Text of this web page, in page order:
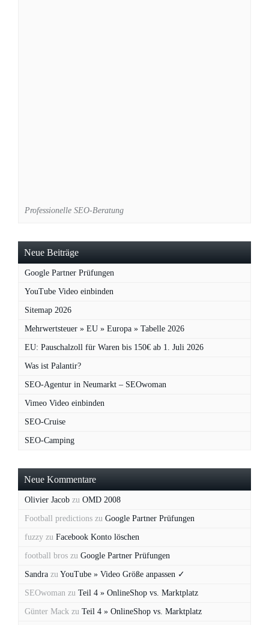
Professionelle SEO-Beratung
Neue Beiträge
Google Partner Prüfungen
YouTube Video einbinden
Sitemap 2026
Mehrwertsteuer » EU » Europa » Tabelle 2026
EU: Pauschalzoll für Waren bis 150€ ab 1. Juli 2026
Was ist Palantir?
SEO-Agentur in Neumarkt – SEOwoman
Vimeo Video einbinden
SEO-Cruise
SEO-Camping
Neue Kommentare
Olivier Jacob zu OMD 2008
Football predictions zu Google Partner Prüfungen
fuzzy zu Facebook Konto löschen
football bros zu Google Partner Prüfungen
Sandra zu YouTube » Video Größe anpassen ✓
SEOwoman zu Teil 4 » OnlineShop vs. Marktplatz
Günter Mack zu Teil 4 » OnlineShop vs. Marktplatz